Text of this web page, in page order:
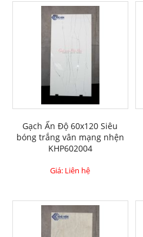
Gạch Ấn Độ 60x120 Siêu
bóng trắng vân mạng nhện
KHP602004
Giá: Liên hệ